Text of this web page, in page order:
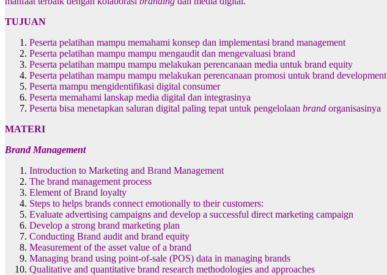
TUJUAN
Peserta pelatihan mampu memahami konsep dan implementasi brand management
Peserta pelatihan mampu mampu mengaudit dan mengevaluasi brand
Peserta pelatihan mampu mampu melakukan perencanaan media untuk brand equity
Peserta pelatihan mampu mampu melakukan perencanaan promosi untuk brand development
Peserta mampu mengidentifikasi digital consumer
Peserta memahami lanskap media digital dan integrasinya
Peserta bisa menetapkan saluran digital paling tepat untuk pengelolaan brand organisasinya
MATERI
Brand Management
Introduction to Marketing and Brand Management
The brand management process
Element of Brand loyalty
Steps to helps brands connect emotionally to their customers:
Evaluate advertising campaigns and develop a successful direct marketing campaign
Develop a strong brand marketing plan
Conducting Brand audit and brand equity
Measurement of the asset value of a brand
Managing brand using point-of-sale (POS) data in managing brands
Qualitative and quantitative brand research methodologies and approaches